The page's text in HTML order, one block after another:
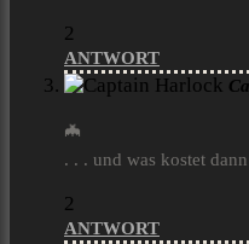
2
ANTWORT
🦇
. . . und was kostet dann
2
ANTWORT